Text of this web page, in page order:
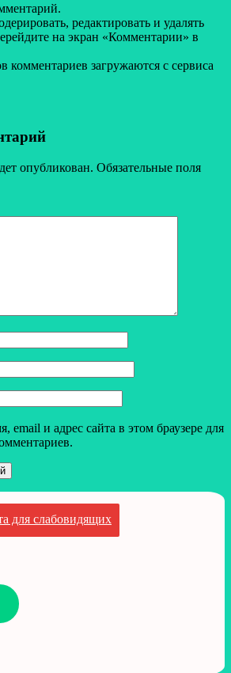
редактировать и удалять
на экран «Комментарии» в
комментариев загружаются с сервиса
опубликован. Обязательные поля
email и адрес сайта в этом браузере для
для слабовидящих